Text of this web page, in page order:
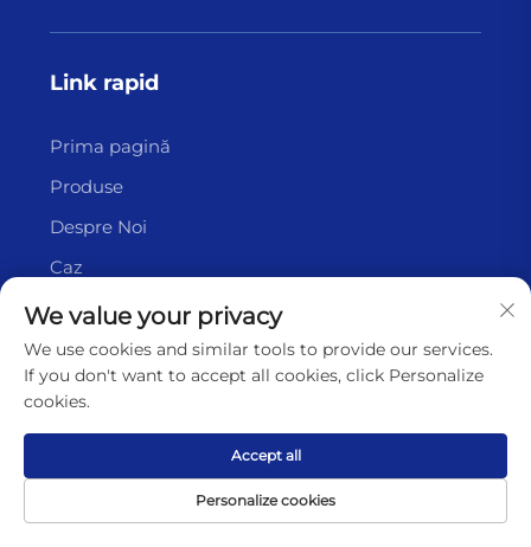
Link rapid
Prima pagină
Produse
Despre Noi
Caz
Nou
Contact
Prodcuts
Ceramică Porosă
Ceramică industrială
Prima pagină Produs Despre Contact
We value your privacy
We use cookies and similar tools to provide our services.
If you don't want to accept all cookies, click Personalize
cookies.
Personalize cookies
Accept all